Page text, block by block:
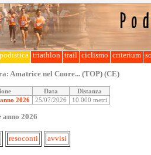
podistica triathlon trail ciclismo criterium
Amatrice nel Cuore... (TOP) (CE)
Data
Distanza
2026
25/07/2026 10.000 metri
anno 2026
resoconti avvisi